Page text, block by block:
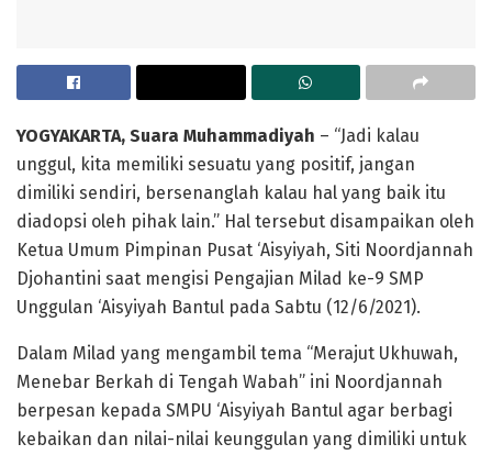
YOGYAKARTA, Suara Muhammadiyah – “Jadi kalau
unggul, kita memiliki sesuatu yang positif, jangan
dimiliki sendiri, bersenanglah kalau hal yang baik itu
diadopsi oleh pihak lain.” Hal tersebut disampaikan oleh
Ketua Umum Pimpinan Pusat ‘Aisyiyah, Siti Noordjannah
Djohantini saat mengisi Pengajian Milad ke-9 SMP
Unggulan ‘Aisyiyah Bantul pada Sabtu (12/6/2021).
Dalam Milad yang mengambil tema “Merajut Ukhuwah,
Menebar Berkah di Tengah Wabah” ini Noordjannah
berpesan kepada SMPU ‘Aisyiyah Bantul agar berbagi
kebaikan dan nilai-nilai keunggulan yang dimiliki untuk